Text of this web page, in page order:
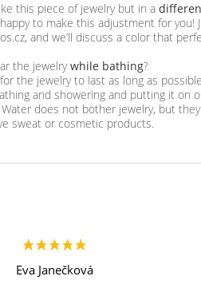
this piece of jewelry but in a
happy to make this adjustment for you!
and we’ll discuss a color that
the jewelrywhile bathing?
the jewelry to last as long as
and showering and putting it on
does not bother jewelry, but
sweat or cosmetic products.
Eva Janečková